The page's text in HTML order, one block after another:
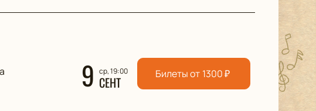
9 ср, 19:00
СЕНТ Билеты от 1300₽